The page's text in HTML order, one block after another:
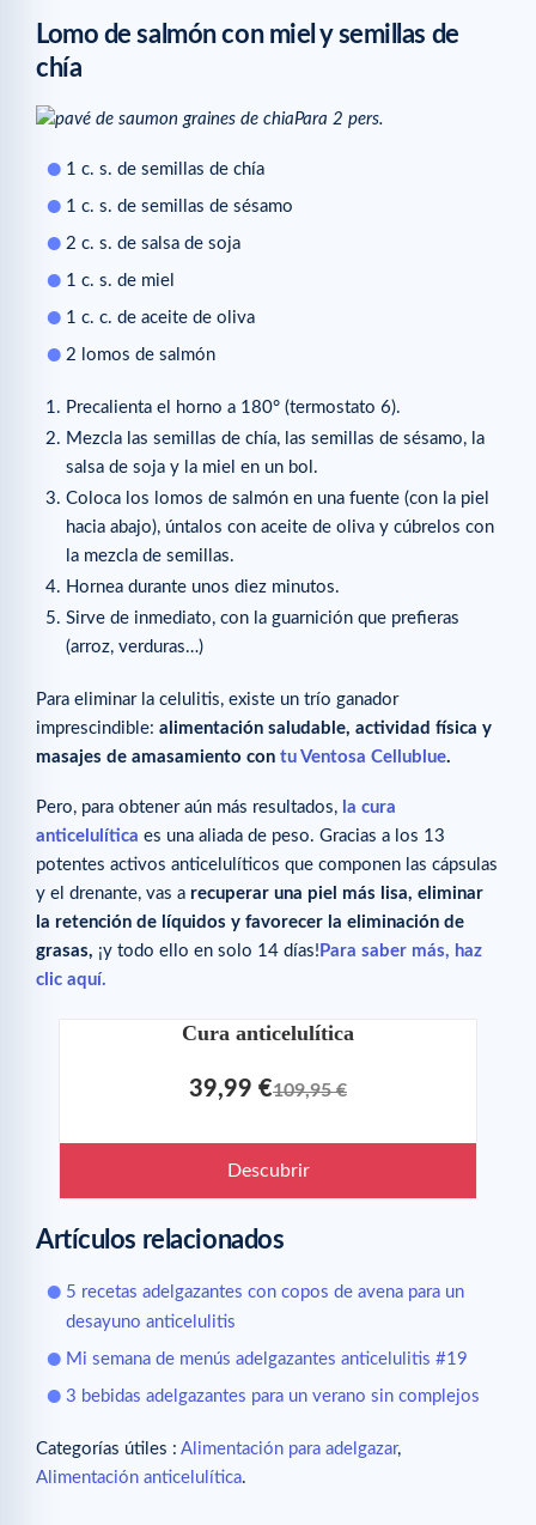
Lomo de salmón con miel y semillas de
chía
Para 2 pers.
1 c. s. de semillas de chía
1 c. s. de semillas de sésamo
2 c. s. de salsa de soja
1 c. s. de miel
1 c. c. de aceite de oliva
2 lomos de salmón
Precalienta el horno a 180° (termostato 6).
Mezcla las semillas de chía, las semillas de sésamo, la
salsa de soja y la miel en un bol.
Coloca los lomos de salmón en una fuente (con la piel
hacia abajo), úntalos con aceite de oliva y cúbrelos con
la mezcla de semillas.
Hornea durante unos diez minutos.
Sirve de inmediato, con la guarnición que prefieras
(arroz, verduras…)
Para eliminar la celulitis, existe un trío ganador
imprescindible: alimentación saludable, actividad física y
masajes de amasamiento con tu Ventosa Cellublue.
Pero, para obtener aún más resultados, la cura
anticelulítica es una aliada de peso. Gracias a los 13
potentes activos anticelulíticos que componen las cápsulas
y el drenante, vas a recuperar una piel más lisa, eliminar
la retención de líquidos y favorecer la eliminación de
grasas, ¡y todo ello en solo 14 días! Para saber más, haz
clic aquí.
Cura anticelulítica
39,99 €109,95 €
Descubrir
Artículos relacionados
5 recetas adelgazantes con copos de avena para un
desayuno anticelulitis
Mi semana de menús adelgazantes anticelulitis #19
3 bebidas adelgazantes para un verano sin complejos
Categorías útiles : Alimentación para adelgazar,
Alimentación anticelulítica.